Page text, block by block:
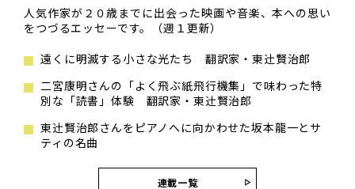
人気作家が２０歳までに出会った映画や音楽、本への思い
をつづるエッセーです。（週１更新）
遠くに明滅する小さな光たち 翻訳家・東辻󠄀賢治郎
二宮康明さんの「よく飛ぶ紙飛行機集」で味わった特
別な「読書」体験 翻訳家・東辻󠄀賢治郎
東辻󠄀賢治郎さんをピアノへに向かわせた坂本龍一とサ
ティの名曲
連載一覧